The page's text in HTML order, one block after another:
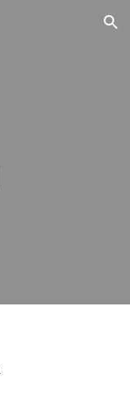
Skip to navigation